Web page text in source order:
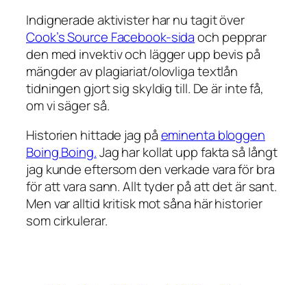
Indignerade aktivister har nu tagit över
Cook’s Source Facebook-sidaoch pepprar
den med invektiv och lägger upp bevis på
mängder av plagiariat/olovliga textlån
tidningen gjort sig skyldig till. De är inte få,
om vi säger så.
Historien hittade jag påeminenta bloggen
Boing Boing.Jag har kollat upp fakta så långt
jag kunde eftersom den verkade vara för bra
för att vara sann. Allt tyder på att det är sant.
Men var alltid kritisk mot såna här historier
som cirkulerar.